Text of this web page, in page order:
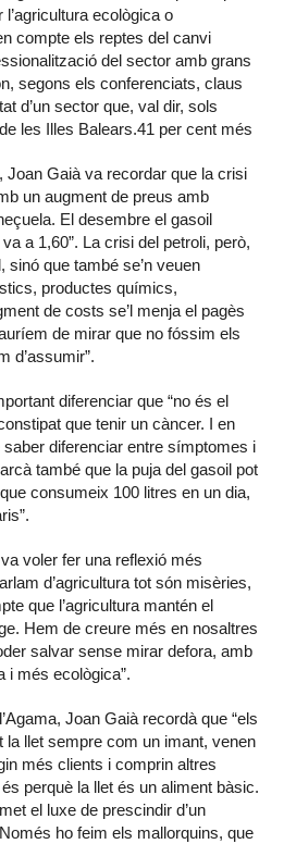
ecològica o
compte els reptes del canvi
del sector amb grans
segons els conferenciats, claus
d’un sector que, val dir, sols
les Illes Balears.41 per cent més
Joan Gaià va recordar que la crisi
un augment de preus amb
El desembre el gasoil
a 1,60”. La crisi del petroli, però,
sinó que també se’n veuen
productes químics,
de costs se’l menja el pagès
de mirar que no fóssim els
d’assumir”.
diferenciar que “no és el
que tenir un càncer. I en
diferenciar entre símptomes i
també que la puja del gasoil pot
consumeix 100 litres en un dia,
voler fer una reflexió més
d’agricultura tot són misèries,
que l’agricultura mantén el
Hem de creure més en nosaltres
salvar sense mirar defora, amb
i més ecològica”.
Joan Gaià recordà que “els
la llet sempre com un imant, venen
més clients i comprin altres
perquè la llet és un aliment bàsic.
el luxe de prescindir d’un
ho feim els mallorquins, que